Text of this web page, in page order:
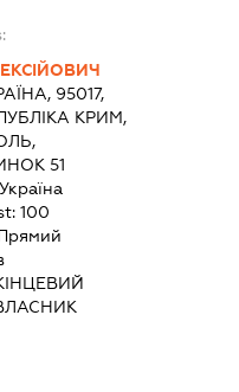
95017,
КРИМ,
51
Україна
100